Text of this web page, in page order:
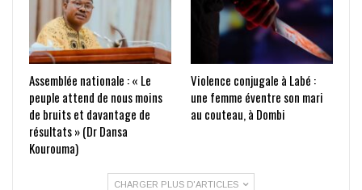
Assemblée nationale : « Le
peuple attend de nous moins
de bruits et davantage de
résultats » (Dr Dansa
Kourouma)
Violence conjugale à Labé :
une femme éventre son mari
au couteau, à Dombi
CHARGER PLUS D'ARTICLES